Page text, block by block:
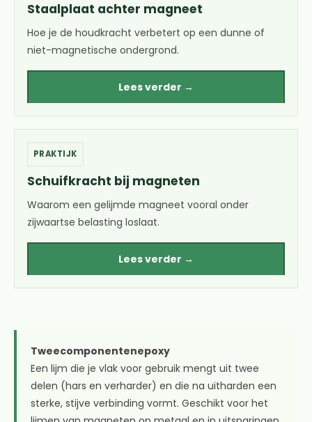
Staalplaat achter magneet
Hoe je de houdkracht verbetert op een dunne of
niet-magnetische ondergrond.
Lees verder →
PRAKTIJK
Schuifkracht bij magneten
Waarom een gelijmde magneet vooral onder
zijwaartse belasting loslaat.
Lees verder →
Tweecomponentenepoxy
Een lijm die je vlak voor gebruik mengt uit twee
delen (hars en verharder) en die na uitharden een
sterke, stijve verbinding vormt. Geschikt voor het